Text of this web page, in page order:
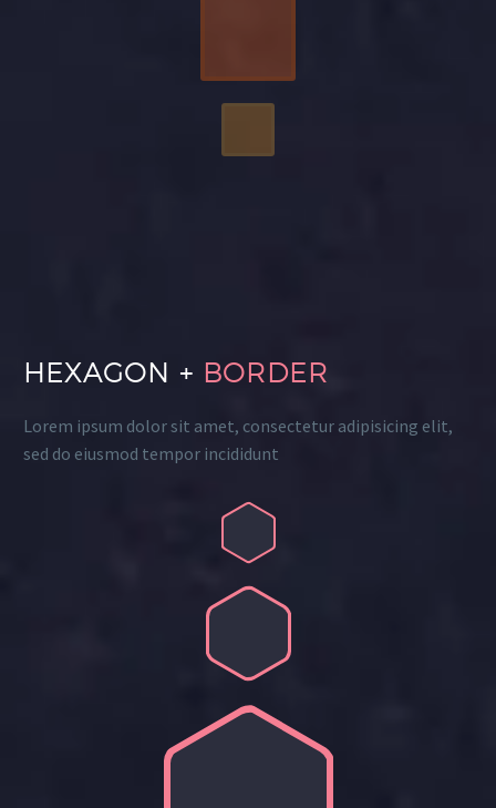
HEXAGON + BORDER
Lorem ipsum dolor sit amet, consectetur adipisicing elit,
sed do eiusmod tempor incididunt